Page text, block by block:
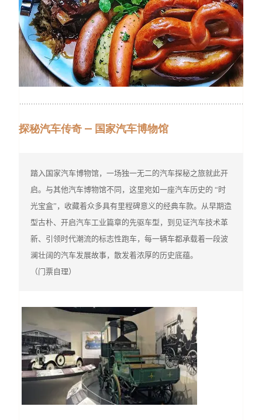
探秘汽车传奇 — 国家汽车博物馆
踏入国家汽车博物馆，一场独一无二的汽车探秘之旅就此开
启。与其他汽车博物馆不同，这里宛如一座汽车历史的 “时
光宝盒”，收藏着众多具有里程碑意义的经典车款。从早期造
型古朴、开启汽车工业篇章的先驱车型，到见证汽车技术革
新、引领时代潮流的标志性跑车，每一辆车都承载着一段波
澜壮阔的汽车发展故事，散发着浓厚的历史底蕴。